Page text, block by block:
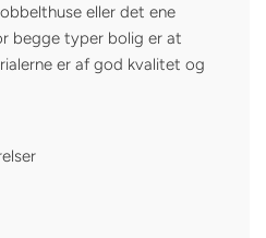
eller det ene
begge typer bolig er at
er af god kvalitet og